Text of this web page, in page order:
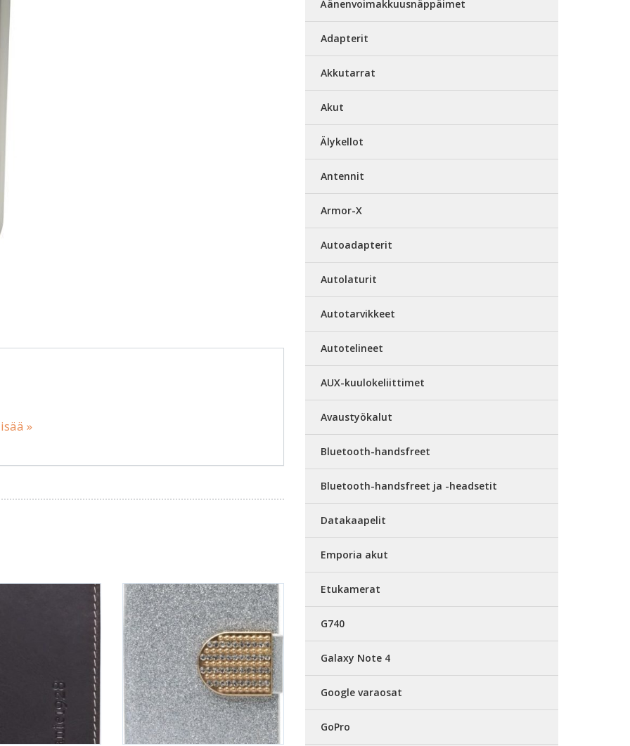
»
Äänenvoimakkuusnäppäimet
Adapterit
Akkutarrat
Akut
Älykellot
Antennit
Armor-X
Autoadapterit
Autolaturit
Autotarvikkeet
Autotelineet
AUX-kuulokeliittimet
Avaustyökalut
Bluetooth-handsfreet
Bluetooth-handsfreet ja -headsetit
Datakaapelit
Emporia akut
Etukamerat
G740
Galaxy Note 4
Google varaosat
GoPro